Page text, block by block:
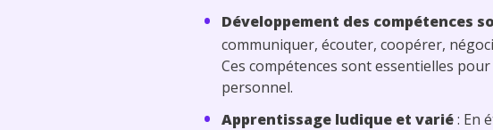
Développement des compétences
communiquer, écouter, coopérer,
Ces compétences sont essentielles
personnel.
Apprentissage ludique et varié: En